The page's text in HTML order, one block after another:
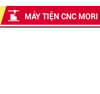
MÁY TIỆN CNC